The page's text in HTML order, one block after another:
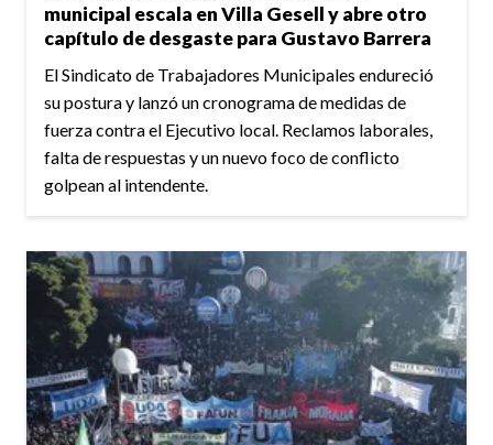
municipal escala en Villa Gesell y abre otro
capítulo de desgaste para Gustavo Barrera
El Sindicato de Trabajadores Municipales endureció
su postura y lanzó un cronograma de medidas de
fuerza contra el Ejecutivo local. Reclamos laborales,
falta de respuestas y un nuevo foco de conflicto
golpean al intendente.